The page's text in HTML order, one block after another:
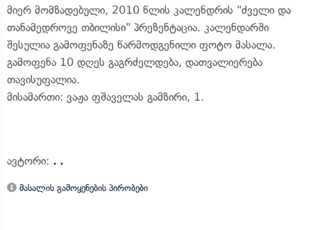
მიერ მომზადებული, 2010 წლის კალენდრის "ძველი და
თანამედროვე თბილისი" პრეზენტაცია. კალენდარში
შესულია გამოფენაზე წარმოდგენილი ფოტო მასალა.
გამოფენა 10 დღეს გაგრძელდება, დათვალიერება
თავისუფალია.
მისამართი: ვაჟა ფშაველას გამზირი, 1.
ავტორი: . .
მასალის გამოყენების პირობები